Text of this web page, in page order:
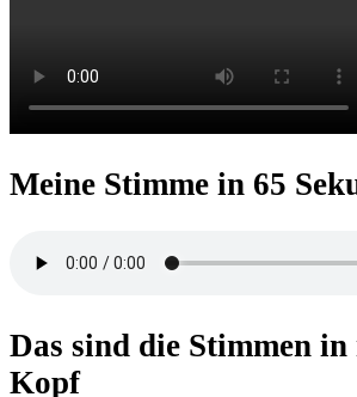
Meine Stimme in 65
Das sind die Stimmen in
Kopf